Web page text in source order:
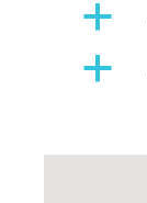
a
a